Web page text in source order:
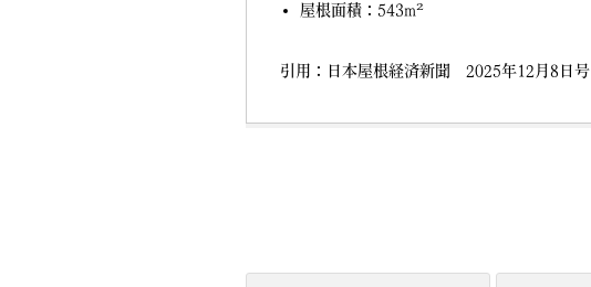
屋根面積：543m²
引用：日本屋根経済新聞 2025年12月8日号